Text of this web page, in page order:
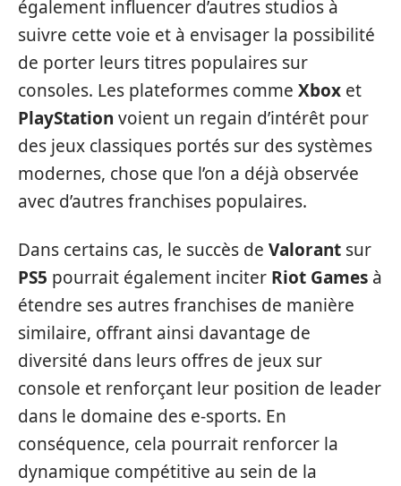
également influencer d’autres studios à
suivre cette voie et à envisager la possibilité
de porter leurs titres populaires sur
consoles. Les plateformes comme Xbox et
PlayStation voient un regain d’intérêt pour
des jeux classiques portés sur des systèmes
modernes, chose que l’on a déjà observée
avec d’autres franchises populaires.
Dans certains cas, le succès de Valorant sur
PS5 pourrait également inciter Riot Games à
étendre ses autres franchises de manière
similaire, offrant ainsi davantage de
diversité dans leurs offres de jeux sur
console et renforçant leur position de leader
dans le domaine des e-sports. En
conséquence, cela pourrait renforcer la
dynamique compétitive au sein de la